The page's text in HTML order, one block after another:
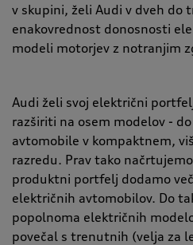
v skupini, želi Audi v dveh do
enakovrednost donosnosti
modeli motorjev z notranjim
Audi želi svoj električni
razširiti na osem modelov -
avtomobile v kompaktnem,
razredu. Prav tako
produktni portfelj dodamo
električnih avtomobilov. Do
popolnoma električnih
povečal s trenutnih (velja za